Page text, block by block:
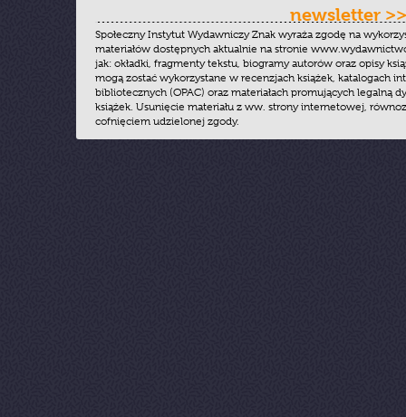
newsletter >>
Społeczny Instytut Wydawniczy Znak wyraża zgodę na
materiałów dostępnych aktualnie na stronie
jak: okładki, fragmenty tekstu, biogramy autorów oraz opisy
mogą zostać wykorzystane w recenzjach książek, katalogach
bibliotecznych (OPAC) oraz materiałach promujących legalną
książek. Usunięcie materiału z ww. strony internetowej,
cofnięciem udzielonej zgody.